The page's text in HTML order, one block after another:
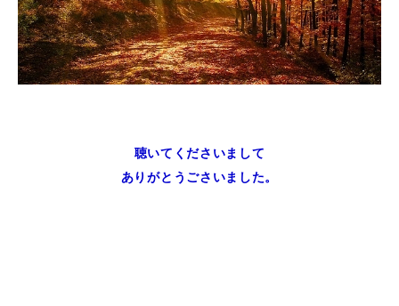
聴いてくださいまして
ありがとうごさいました。